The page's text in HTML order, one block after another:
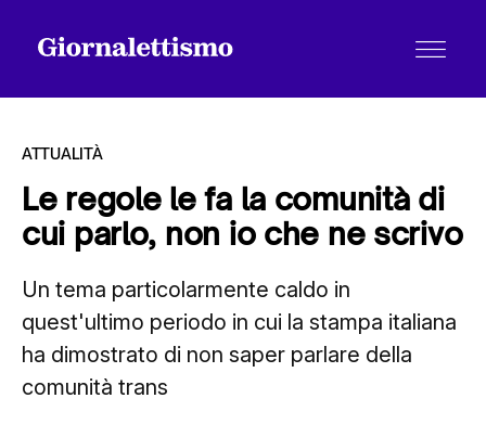
Tutti gli articoli
Chi siamo
ATTUALITÀ
Le regole le fa la comunità di
cui parlo, non io che ne scrivo
Un tema particolarmente caldo in
quest'ultimo periodo in cui la stampa italiana
ha dimostrato di non saper parlare della
comunità trans